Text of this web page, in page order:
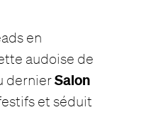
en
audoise de
dernierSalon
et séduit